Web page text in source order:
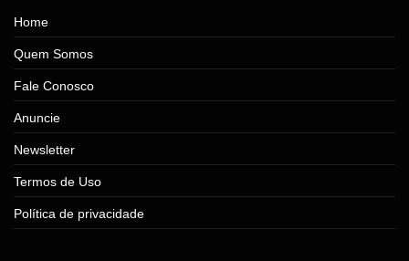
Home
Quem Somos
Fale Conosco
Anuncie
Newsletter
Termos de Uso
Política de privacidade